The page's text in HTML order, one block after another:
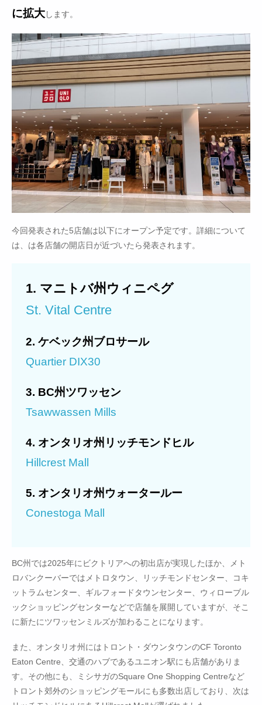
に拡大します。
今回発表された5店舗は以下にオープン予定です。詳細について
は、は各店舗の開店日が近づいたら発表されます。
1. マニトバ州ウィニペグ
St. Vital Centre
2. ケベック州ブロサール
Quartier DIX30
3. BC州ツワッセン
Tsawwassen Mills
4. オンタリオ州リッチモンドヒル
Hillcrest Mall
5. オンタリオ州ウォータールー
Conestoga Mall
BC州では2025年にビクトリアへの初出店が実現したほか、メト
ロバンクーバーではメトロタウン、リッチモンドセンター、コキ
ットラムセンター、ギルフォードタウンセンター、ウィローブル
ックショッピングセンターなどで店舗を展開していますが、そこ
に新たにツワッセンミルズが加わることになります。
また、オンタリオ州にはトロント・ダウンタウンのCF Toronto
Eaton Centre、交通のハブであるユニオン駅にも店舗がありま
す。その他にも、ミシサガのSquare One Shopping Centreなど
トロント郊外のショッピングモールにも多数出店しており、次は